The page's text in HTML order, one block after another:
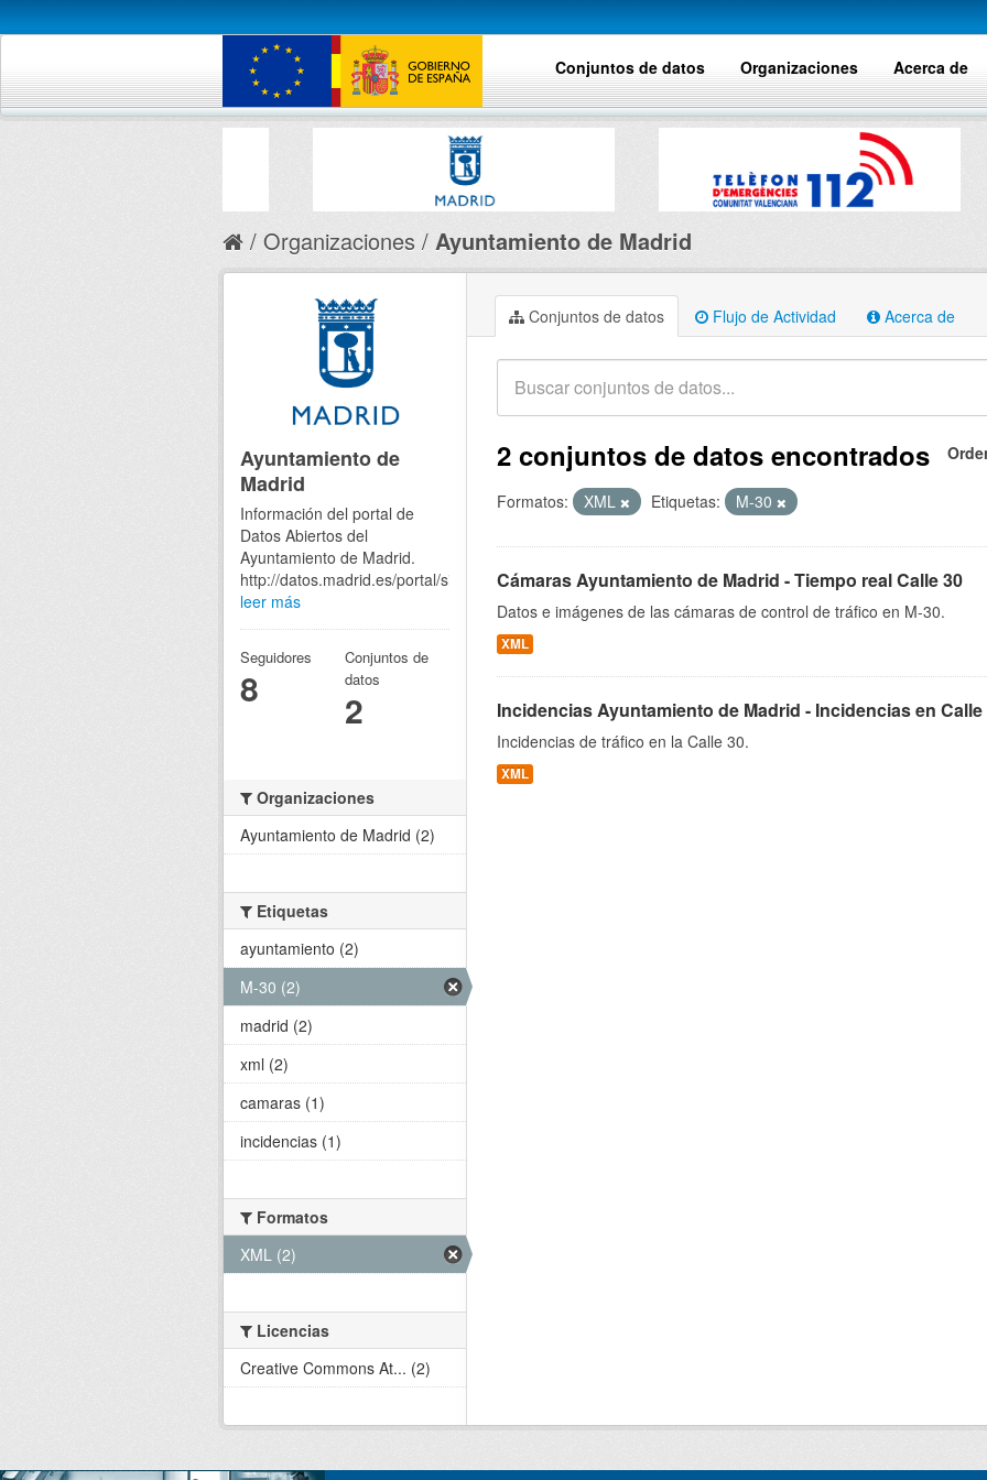
Conjuntos de datos Organizaciones Acerca de
Organizaciones Ayuntamiento de Madrid
Conjuntos de datos Flujo de Actividad Acerca de
2 conjuntos de datos encontrados
Formatos: XML Etiquetas: M-30
Cámaras Ayuntamiento de Madrid - Tiempo real Calle 30
Datos e imágenes de las cámaras de control de tráfico en M-30.
XML
Incidencias Ayuntamiento de Madrid - Incidencias en Calle
Incidencias de tráfico en la Calle 30.
XML
Ayuntamiento de
Madrid
Información del portal de
Datos Abiertos del
Ayuntamiento de Madrid.
http://datos.madrid.es/portal/site/egob
leer más
Seguidores
8
Conjuntos de
datos
2
Organizaciones
Ayuntamiento de Madrid (2)
Etiquetas
ayuntamiento (2)
M-30 (2)
madrid (2)
xml (2)
camaras (1)
incidencias (1)
Formatos
XML (2)
Licencias
Creative Commons At... (2)